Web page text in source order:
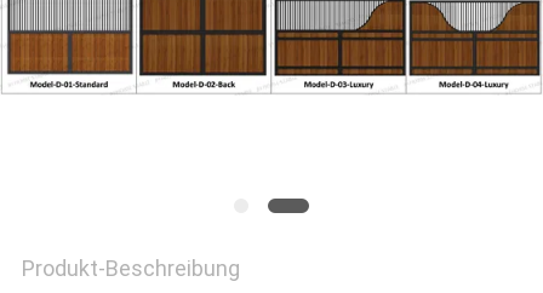
DATENSCHUTZRICHTLINIE
Produkt-Beschreibung